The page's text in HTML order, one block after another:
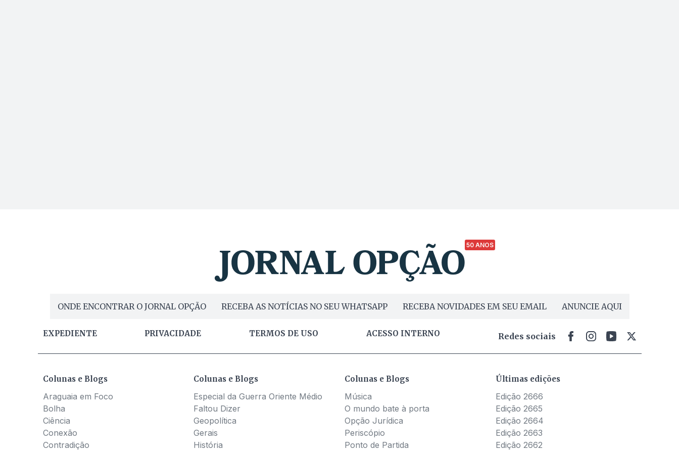
50 ANOS
ONDE ENCONTRAR O JORNAL OPÇÃO RECEBA AS NOTÍCIAS NO SEU WHATSAPP RECEBA NOVIDADES EM SEU EMAIL ANUNCIE AQUI
EXPEDIENTE PRIVACIDADE TERMOS DE USO ACESSO INTERNO Redes sociais
Colunas e Blogs
Araguaia em Foco
Bolha
Ciência
Conexão
Contradição
Colunas e Blogs
Especial da Guerra Oriente Médio
Faltou Dizer
Geopolítica
Gerais
História
Colunas e Blogs
Música
O mundo bate à porta
Opção Jurídica
Periscópio
Ponto de Partida
Últimas edições
Edição 2666
Edição 2665
Edição 2664
Edição 2663
Edição 2662